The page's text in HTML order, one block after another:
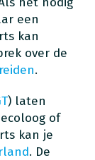
een
kan
over de
.
) laten
of
kan je
. De